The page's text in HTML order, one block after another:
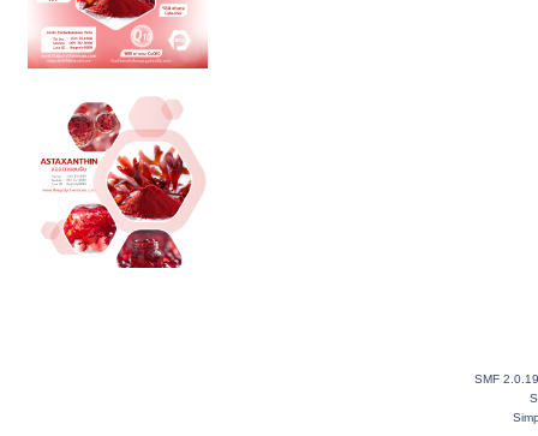
SMF 2.0.19